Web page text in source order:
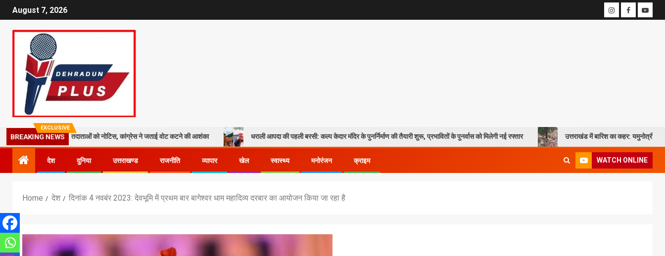
August 7, 2026
EXCLUSIVE
BREAKING NEWS
लाख मतदाताओं को नोटिस, कांग्रेस ने जताई वोट कटने की आशंका धराली आपदा की पहली बरसी: कल्प केदार मंदिर के पुनर्निर्माण की तैयारी शुरू, प्रभावितों के पुनर्वास को मिलेगी नई रफ्तार उत्तराखंड में बारिश का कहर: यमुनोत्री और बदरीनाथ हाईवे
देश दुनिया उत्तराखण्ड राजनीति व्यापार खेल स्वास्थ्य मनोरंजन क्राइम WATCH ONLINE
Home देश दिनांक 4 नवबंर 2023: देवभूमि में प्रथम बार बागेश्वर धाम महादिव्य दरबार का आयोजन किया जा रहा है